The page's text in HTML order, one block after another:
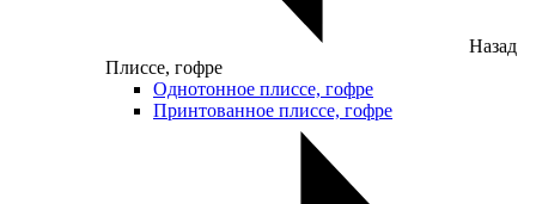
Назад
Плиссе, гофре
Однотонное плиссе, гофре
Принтованное плиссе, гофре